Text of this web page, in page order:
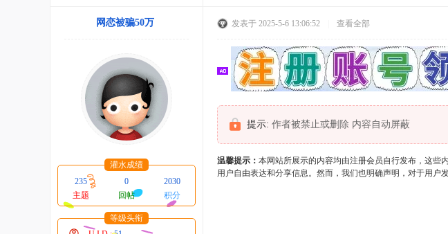
网恋被骗50万
灌水成绩
235
0
2030
主题
回帖 积分
等级头衔
发表于 2025-5-6 13:06:52 查看全部
提示: 作者被禁止或删除 内容自动屏蔽
温馨提示： 本网站所展示的内容均由注册会员自行发布，这些
用户自由表达和分享信息。然而，我们也明确声明，对于用户